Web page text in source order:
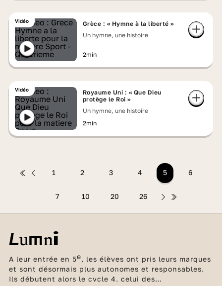
Vidéo
Grèce : « Hymne à la liberté »
Un hymne, une histoire
2min
Vidéo
Royaume Uni : « Que Dieu
protège le Roi »
Un hymne, une histoire
2min
1 2 3 4 5 6
7 10 20 26
A leur entrée en 5e, les élèves ont pris leurs marques
et sont désormais plus autonomes et responsables.
Ils débutent alors le cycle 4, celui des